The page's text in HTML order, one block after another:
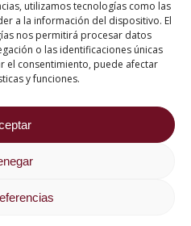
utilizamos tecnologías como las
a la información del dispositivo. El
nos permitirá procesar datos
o las identificaciones únicas
el consentimiento, puede afectar
y funciones.
Abiertos de Hostelería
de cookies